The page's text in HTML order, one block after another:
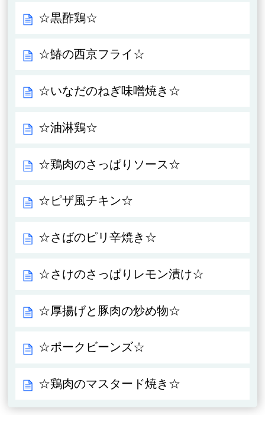
☆黒酢鶏☆
☆鰆の西京フライ☆
☆いなだのねぎ味噌焼き☆
☆油淋鶏☆
☆鶏肉のさっぱりソース☆
☆ピザ風チキン☆
☆さばのピリ辛焼き☆
☆さけのさっぱりレモン漬け☆
☆厚揚げと豚肉の炒め物☆
☆ポークビーンズ☆
☆鶏肉のマスタード焼き☆